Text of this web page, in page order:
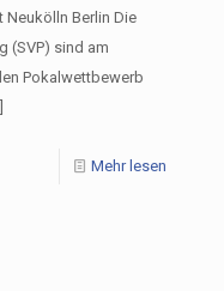
Neukölln Berlin Die
(SVP) sind am
Pokalwettbewerb
Mehr lesen